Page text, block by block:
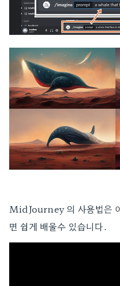
MidJourney 의 사용법은
면 쉽게 배울수 있습니다.